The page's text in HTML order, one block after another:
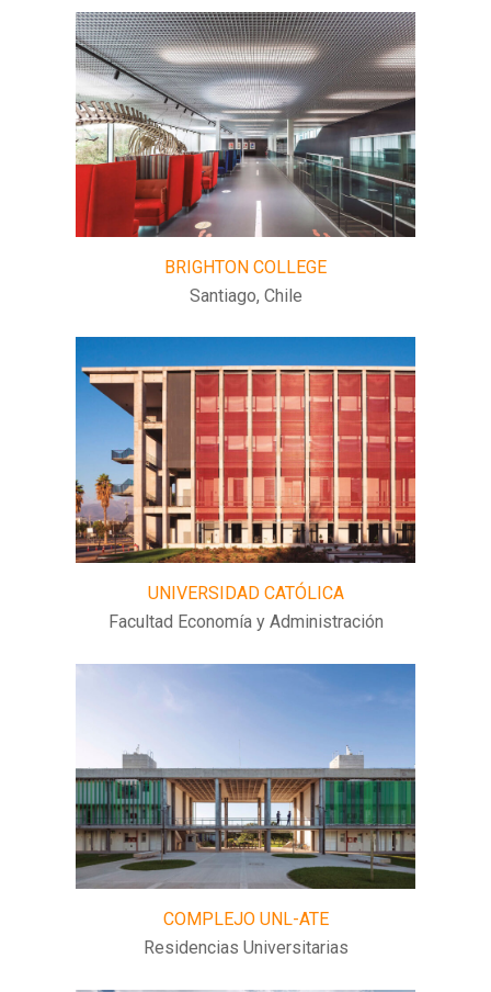
BRIGHTON COLLEGE
Santiago, Chile
UNIVERSIDAD CATÓLICA
Facultad Economía y Administración
COMPLEJO UNL-ATE
Residencias Universitarias